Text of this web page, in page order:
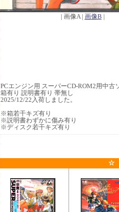
| 画像A | 画像B |
PCエンジン用 スーパーCD-ROM2用中
箱有り 説明書有り 帯無し
2025/12/22入荷しました。
※箱若干キズ有り
※説明書わずかに傷み有り
※ディスク若干キズ有り
☆